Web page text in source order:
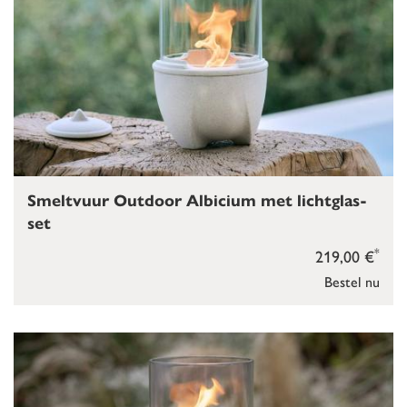
Bestel nu
219,00 €*
Smeltvuur Outdoor Albicium met lichtglas-
set